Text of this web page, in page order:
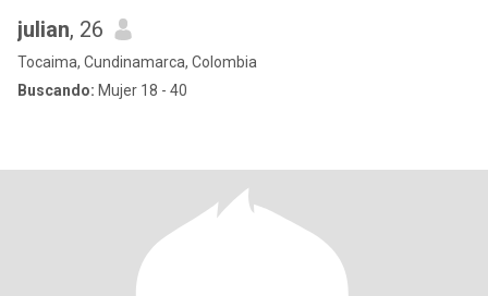
julian, 26
Tocaima, Cundinamarca, Colombia
Buscando: Mujer 18 - 40